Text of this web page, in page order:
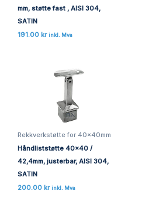
mm, støtte fast , AISI 304,
SATIN
191.00 kr inkl. Mva
Rekkverkstøtte for 40x40mm
Håndliststøtte 40×40 /
42,4mm, justerbar, AISI 304,
SATIN
200.00 kr inkl. Mva